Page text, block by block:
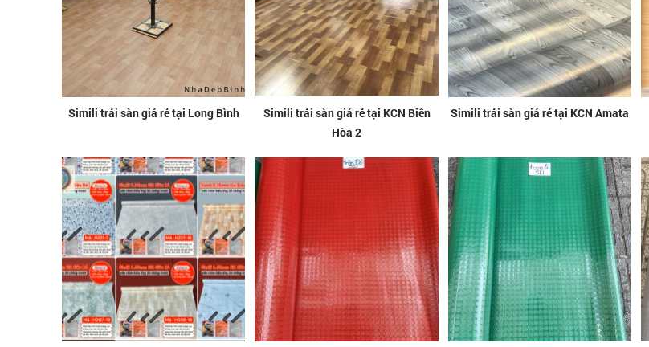
Simili trải sàn giá rẻ tại Long Bình
Simili trải sàn giá rẻ tại KCN Biên
Hòa 2
Simili trải sàn giá rẻ tại KCN Amata